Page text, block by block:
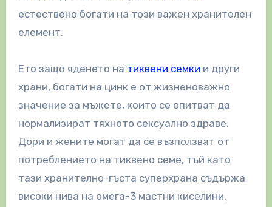
естествено богати на този важен хранителен
елемент.
Ето защо яденето на тиквени семки и други
храни, богати на цинк е от жизненоважно
значение за мъжете, които се опитват да
нормализират тяхното сексуално здраве.
Дори и жените могат да се възползват от
потреблението на тиквено семе, тъй като
тази хранително-гъста суперхрана съдържа
високи нива на омега-3 мастни киселини,